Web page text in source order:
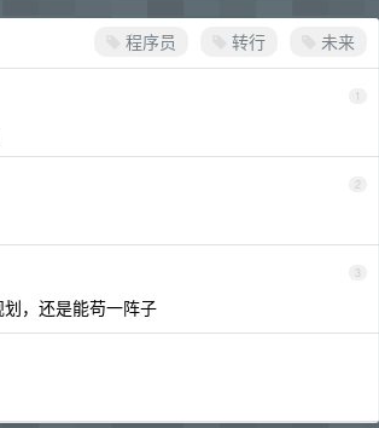
程序员 转行 未来
1
2
3
，还是能苟一阵子